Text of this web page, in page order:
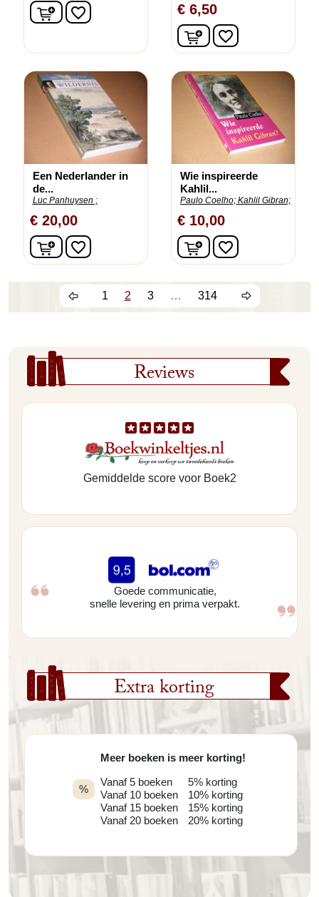
Reviews
Gemiddelde score voor Boek2
Goede communicatie,
snelle levering en prima verpakt.
Extra korting
%
Meer boeken is meer korting!
Vanaf 5 boeken
Vanaf 10 boeken
Vanaf 15 boeken
Vanaf 20 boeken
5% korting
10% korting
15% korting
20% korting
In winkelwagen
favorite_border € 6,50
In winkelwagen
favorite_border
Een Nederlander in
de...
Luc Panhuysen ;
€ 20,00
In winkelwagen
favorite_border
Wie inspireerde
Kahlil...
Paulo Coelho; Kahlil Gibran;
€ 10,00
In winkelwagen
favorite_border
1 2 3 … 314